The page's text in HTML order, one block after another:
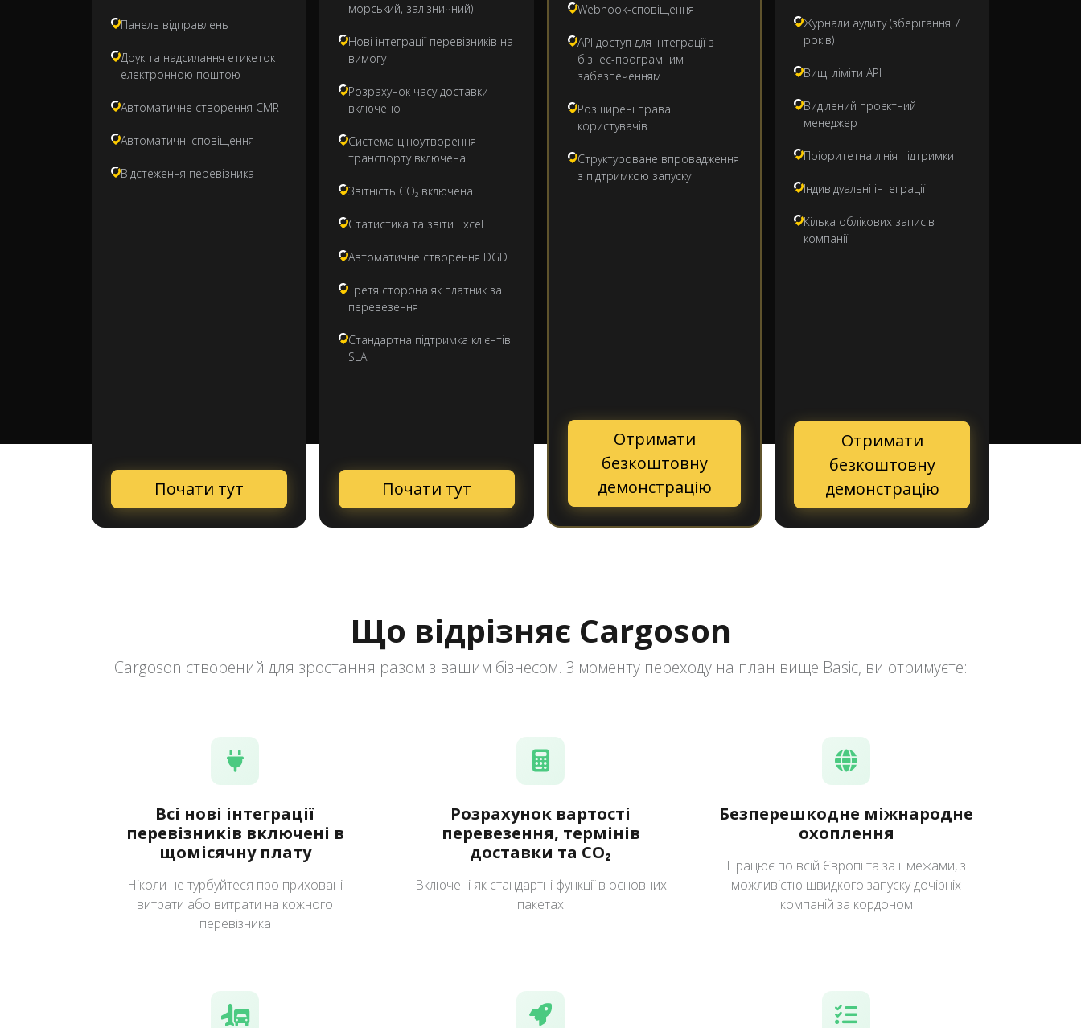
Панель відправлень
Друк та надсилання етикеток
електронною поштою
Автоматичне створення CMR
Автоматичні сповіщення
Відстеження перевізника
Почати тут
морський, залізничний)
Нові інтеграції перевізників на
вимогу
Розрахунок часу доставки
включено
Система ціноутворення
транспорту включена
Звітність CO₂ включена
Статистика та звіти Excel
Автоматичне створення DGD
Третя сторона як платник за
перевезення
Стандартна підтримка клієнтів
SLA
Почати тут
Webhook-сповіщення
API доступ для інтеграції з
бізнес-програмним
забезпеченням
Розширені права
користувачів
Структуроване впровадження
з підтримкою запуску
Отримати
безкоштовну
демонстрацію
Журнали аудиту (зберігання 7
років)
Вищі ліміти API
Виділений проєктний
менеджер
Пріоритетна лінія підтримки
Індивідуальні інтеграції
Кілька облікових записів
компанії
Отримати
безкоштовну
демонстрацію
Що відрізняє Cargoson
Cargoson створений для зростання разом з вашим бізнесом. З моменту переходу на план вище Basic, ви отримуєте:
Всі нові інтеграції
перевізників включені в
щомісячну плату
Ніколи не турбуйтеся про приховані
витрати або витрати на кожного
перевізника
Розрахунок вартості
перевезення, термінів
доставки та CO₂
Включені як стандартні функції в основних
пакетах
Безперешкодне міжнародне
охоплення
Працює по всій Європі та за її межами, з
можливістю швидкого запуску дочірніх
компаній за кордоном